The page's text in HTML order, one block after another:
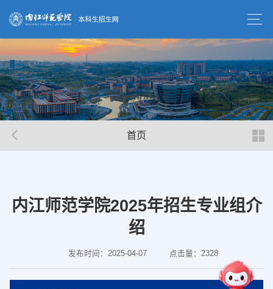
首页
内江师范学院2025年招生专业组介
绍
发布时间：2025-04-07 点击量：2328